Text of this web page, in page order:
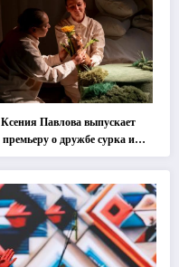
«Монокль»
Ксения Павлова выпускает
премьеру о дружбе сурка и
одуванчика